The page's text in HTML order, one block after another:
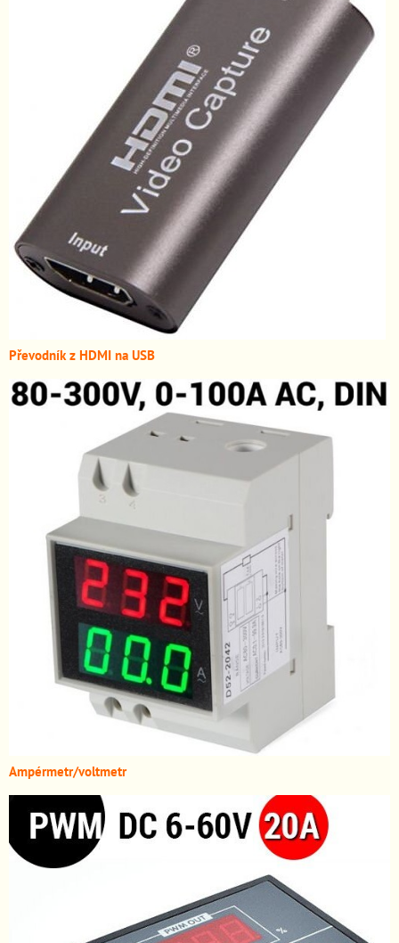
Převodník z HDMI na USB
Ampérmetr/voltmetr